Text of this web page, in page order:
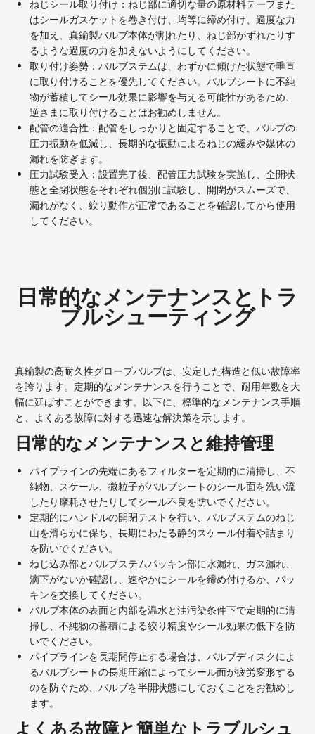
ねじシール取り付け：ねじ部に適切な量の原材料テープまた
はシールガスケットを巻き付け、均等に締め付け、適度な力
を加え、真鍮製バルブ本体が割れたり、ねじ部がずれたりす
るような過度の力を加えないようにしてください。
取り付け姿勢：バルブステムは、わずかに傾けた状態で垂直
に取り付けることを優先してください。バルブシートに不純
物が蓄積してシール効果に影響を与える可能性があるため、
逆さまに取り付けることはお勧めしません。
配管の適合性：配管をしっかりと固定することで、バルブの
圧力振動を低減し、長期的な振動によるねじの緩みや媒体の
漏れを防ぎます。
圧力試験受入：設置完了後、配管圧力試験を実施し、全開状
態と全閉状態をそれぞれ個別に試験し、開閉がスムーズで、
漏れがなく、絞り動作が正常であることを確認してから使用
してください。
日常的なメンテナンスとトラ
ブルシューティング
真鍮製の高耐久性グローブバルブは、安定した構造と低い故​​障率
を誇ります。定期的なメンテナンスを行うことで、耐用年数を大
幅に延ばすことができます。以下に、標準的なメンテナンス手順
と、よくある故障に対する迅速な解決策を示します。
日常的なメンテナンスと維持管理
パイプラインの先端にあるフィルターを定期的に清掃し、不
純物、スケール、微粒子がバルブシートのシール面を洗い流
したり摩耗させたりしてシール不良を防いでください。
定期的にハンドルの開閉テストを行い、バルブステムのねじ
山を滑らかに保ち、長期にわたる静的スケール付着や詰まり
を防いでください。
ねじ込み部とバルブステムパッキン部に水漏れ、ガス漏れ、
滴下がないか確認し、速やかにシールを締め付けるか、パッ
キンを交換してください。
バルブ本体の表面と内部を温水と油汚染条件下で定期的に清
掃し、不純物の蓄積による絞り精度やシール効果の低下を防
いでください。
パイプラインを長期間停止する場合は、バルブディスクによ
るバルブシートの長期圧縮によってシール面が疲労変形する
のを防ぐため、バルブを半開状態にしておくことをお勧めし
ます。
よくある故障と簡単なトラブルシュ